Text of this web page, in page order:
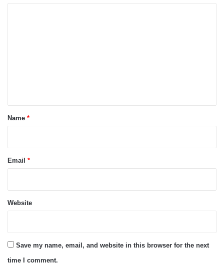
*Name *
Email *
Website
Save my name, email, and website in this browser for the next
time I comment.